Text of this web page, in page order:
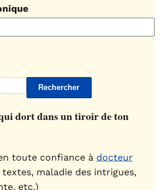
dort dans un tiroir de ton
toute confiance à docteur
textes, maladie des intrigues,
etc.)